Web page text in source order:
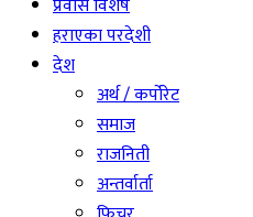
प्रवास विशेष
हराएका परदेशी
देश
अर्थ / कर्पोरेट
समाज
राजनिती
अन्तर्वार्ता